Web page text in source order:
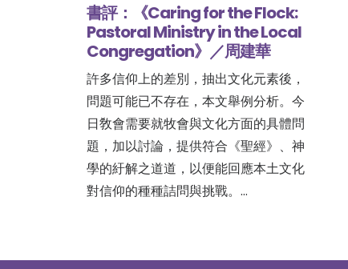
書評：《Caring for the Flock:
Pastoral Ministry in the Local
Congregation》／周建華
許多信仰上的差別，抽出文化元素後，
問題可能已不存在，本文舉例分析。今
日敎會需要就牧會與文化方面的具體問
題，加以討論，提供符合《聖經》、神
學的紆解之道道，以便能回應本土文化
對信仰的種種詰問與挑戰。…